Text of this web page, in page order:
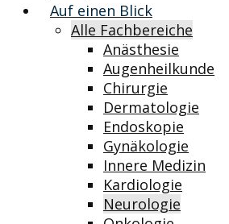
Auf einen Blick
Alle Fachbereiche
Anästhesie
Augenheilkunde
Chirurgie
Dermatologie
Endoskopie
Gynäkologie
Innere Medizin
Kardiologie
Neurologie